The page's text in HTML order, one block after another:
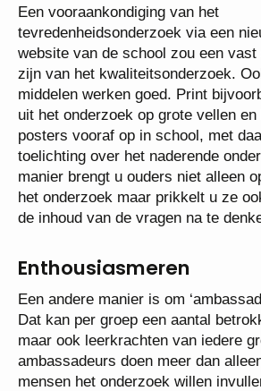
Een vooraankondiging van het
tevredenheidsonderzoek via een
website van de school zou een vast
zijn van het kwaliteitsonderzoek.
middelen werken goed. Print
uit het onderzoek op grote vellen en
posters vooraf op in school, met
toelichting over het naderende
manier brengt u ouders niet alleen
het onderzoek maar prikkelt u ze
de inhoud van de vragen na te
Enthousiasmeren
Een andere manier is om
Dat kan per groep een aantal
maar ook leerkrachten van iedere
ambassadeurs doen meer dan
mensen het onderzoek willen